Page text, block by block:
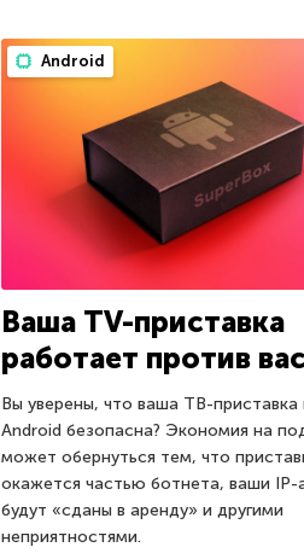
Android
Ваша TV-приставка
работает против
Вы уверены, что ваша ТВ-приставка
Android безопасна? Экономия на
может обернуться тем, что
окажется частью ботнета, ваши IP-
будут «сданы в аренду» и другими
неприятностями.